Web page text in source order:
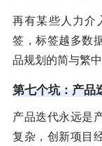
再有某些人力介
签，标签越多数
品规划的简与繁中
第七个坑：产品
产品迭代永远是
复杂，创新项目